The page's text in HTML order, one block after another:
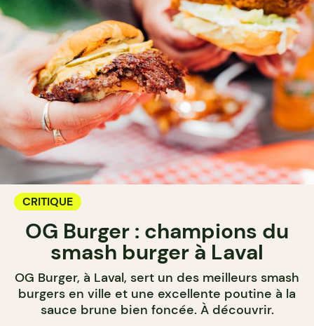
CRITIQUE
OG Burger : champions du
smash burger à Laval
OG Burger, à Laval, sert un des meilleurs smash
burgers en ville et une excellente poutine à la
sauce brune bien foncée. À découvrir.